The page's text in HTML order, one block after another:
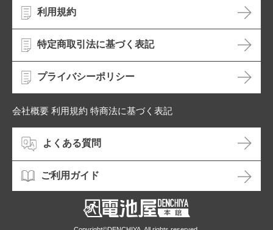
利用規約
特定商取引法に基づく表記
プライバシーポリシー
会社概要 利用規約 特商法に基づく表記
よくある質問
ご利用ガイド